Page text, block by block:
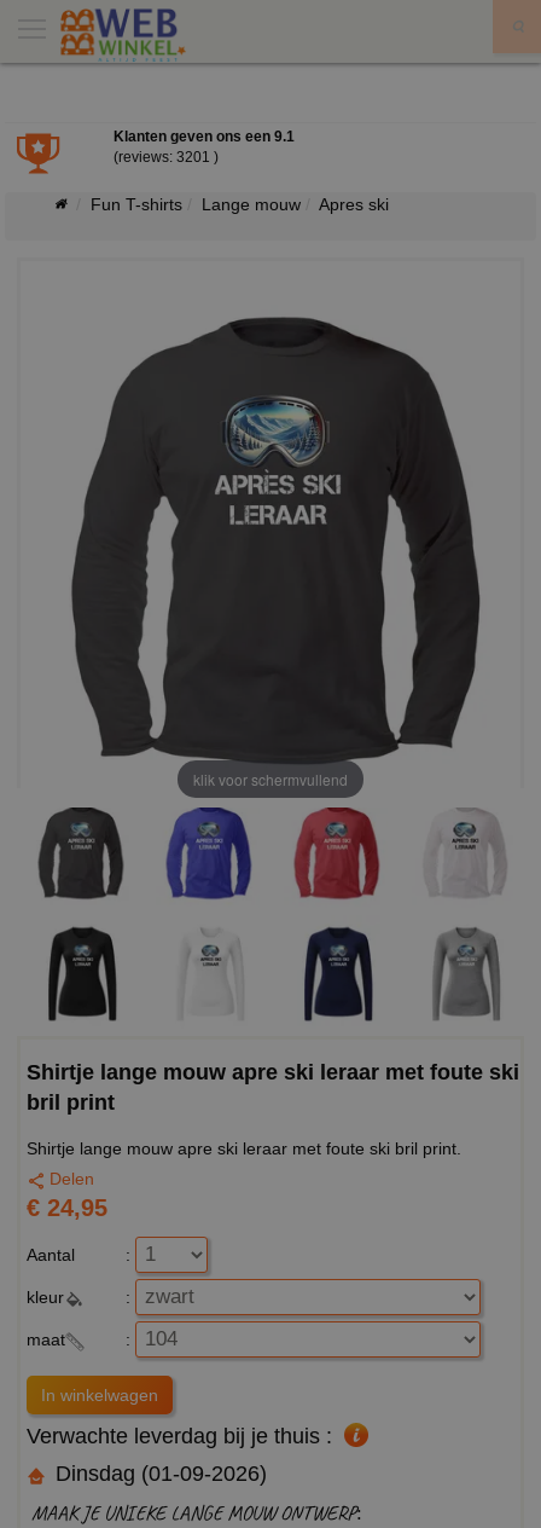
Klanten geven ons een 9.1
(reviews: 3201 )
Fun T-shirts Lange mouw Apres ski
klik voor schermvullend
Shirtje lange mouw apre ski leraar met foute ski
bril print
Shirtje lange mouw apre ski leraar met foute ski bril print.
Delen
€ 24,95
Aantal :
kleur :
maat :
Verwachte leverdag bij je thuis :
Dinsdag (01-09-2026)
MAAK JE UNIEKE LANGE MOUW ONTWERP: